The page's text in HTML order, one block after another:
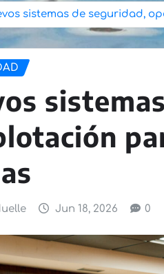
sistemas de seguridad,
Jun 18, 2026 0